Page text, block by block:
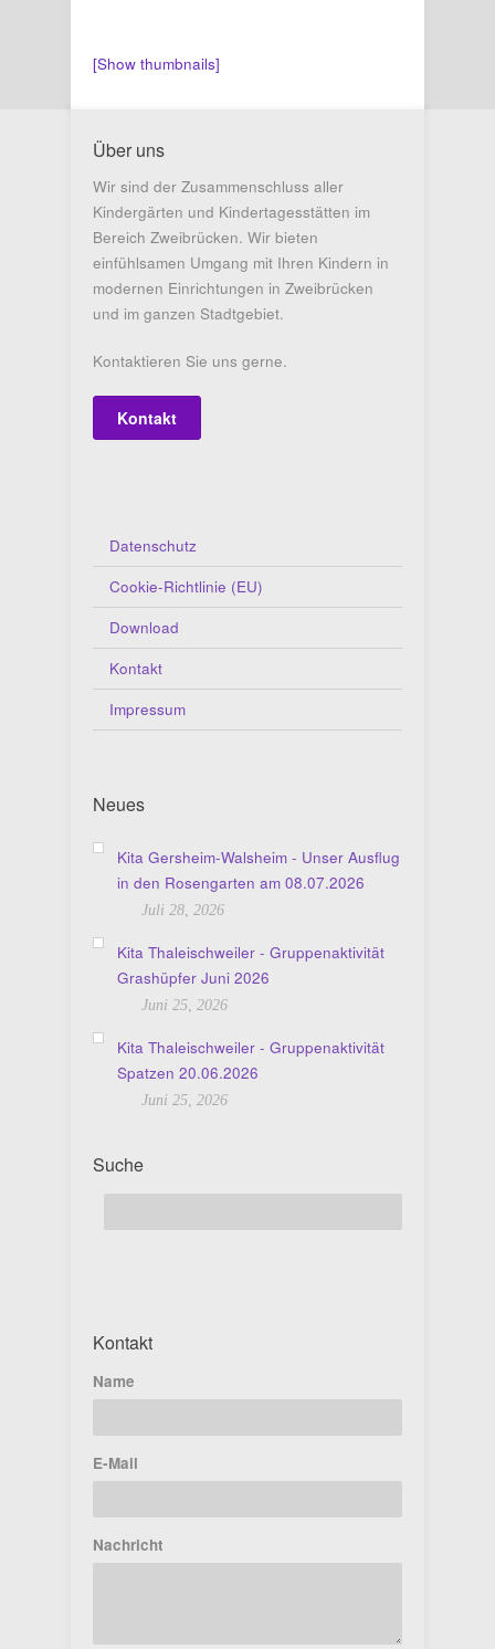
[Show thumbnails]
Über uns
Wir sind der Zusammenschluss aller
Kindergärten und Kindertagesstätten im
Bereich Zweibrücken. Wir bieten
einfühlsamen Umgang mit Ihren Kindern in
modernen Einrichtungen in Zweibrücken
und im ganzen Stadtgebiet.
Kontaktieren Sie uns gerne.
Kontakt
Datenschutz
Cookie-Richtlinie (EU)
Download
Kontakt
Impressum
Neues
Kita Gersheim-Walsheim - Unser Ausflug
in den Rosengarten am 08.07.2026
Juli 28, 2026
Kita Thaleischweiler - Gruppenaktivität
Grashüpfer Juni 2026
Juni 25, 2026
Kita Thaleischweiler - Gruppenaktivität
Spatzen 20.06.2026
Juni 25, 2026
Suche
Kontakt
Name
E-Mail
Nachricht